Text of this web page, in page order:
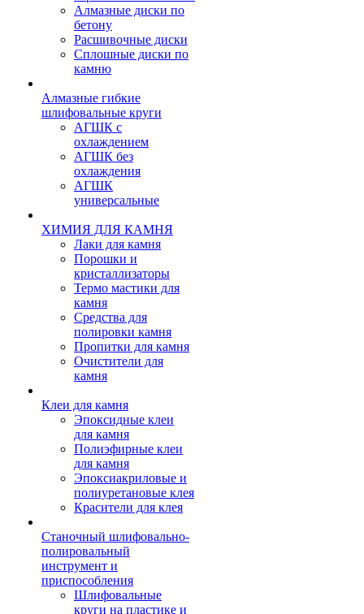
Алмазные диски по
бетону
Расшивочные диски
Сплошные диски по
камню
Алмазные гибкие
шлифовальные круги
АГШК с
охлаждением
АГШК без
охлаждения
АГШК
универсальные
ХИМИЯ ДЛЯ КАМНЯ
Лаки для камня
Порошки и
кристаллизаторы
Термо мастики для
камня
Средства для
полировки камня
Пропитки для камня
Очистители для
камня
Клеи для камня
Эпоксидные клеи
для камня
Полиэфирные клеи
для камня
Эпоксиакриловые и
полиуретановые клея
Красители для клея
Станочный шлифовально-
полировальный
инструмент и
приспособления
Шлифовальные
круги на пластике и